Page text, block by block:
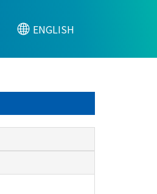
ENGLISH